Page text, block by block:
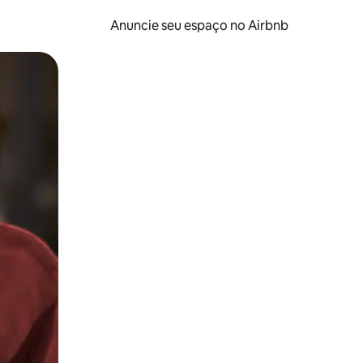
Anuncie seu espaço no Airbnb
o dedo na tela.